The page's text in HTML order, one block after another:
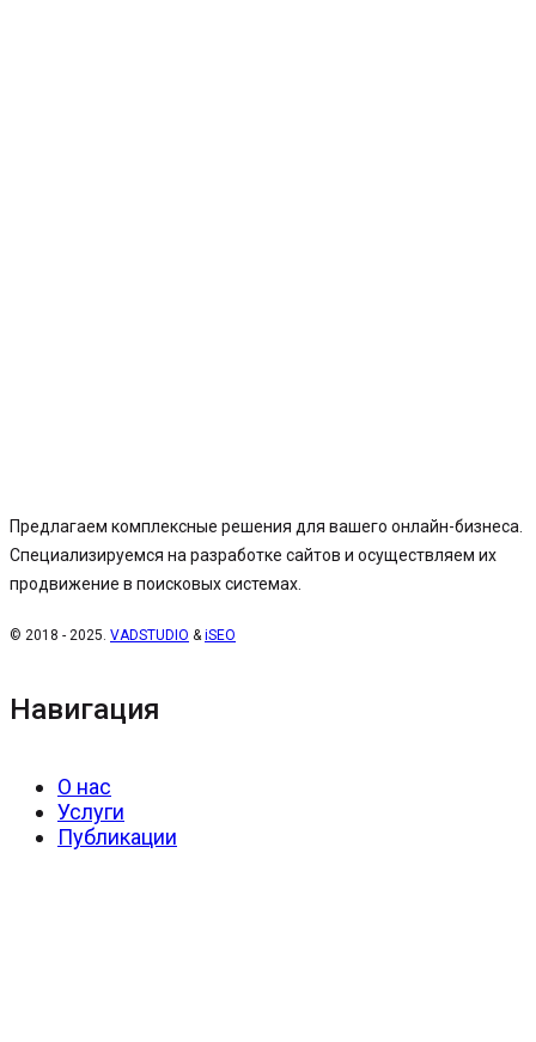
Предлагаем комплексные решения для вашего онлайн-бизнеса.
Специализируемся на разработке сайтов и осуществляем их
продвижение в поисковых системах.
© 2018 - 2025. VADSTUDIO & iSEO
Навигация
О нас
Услуги
Публикации